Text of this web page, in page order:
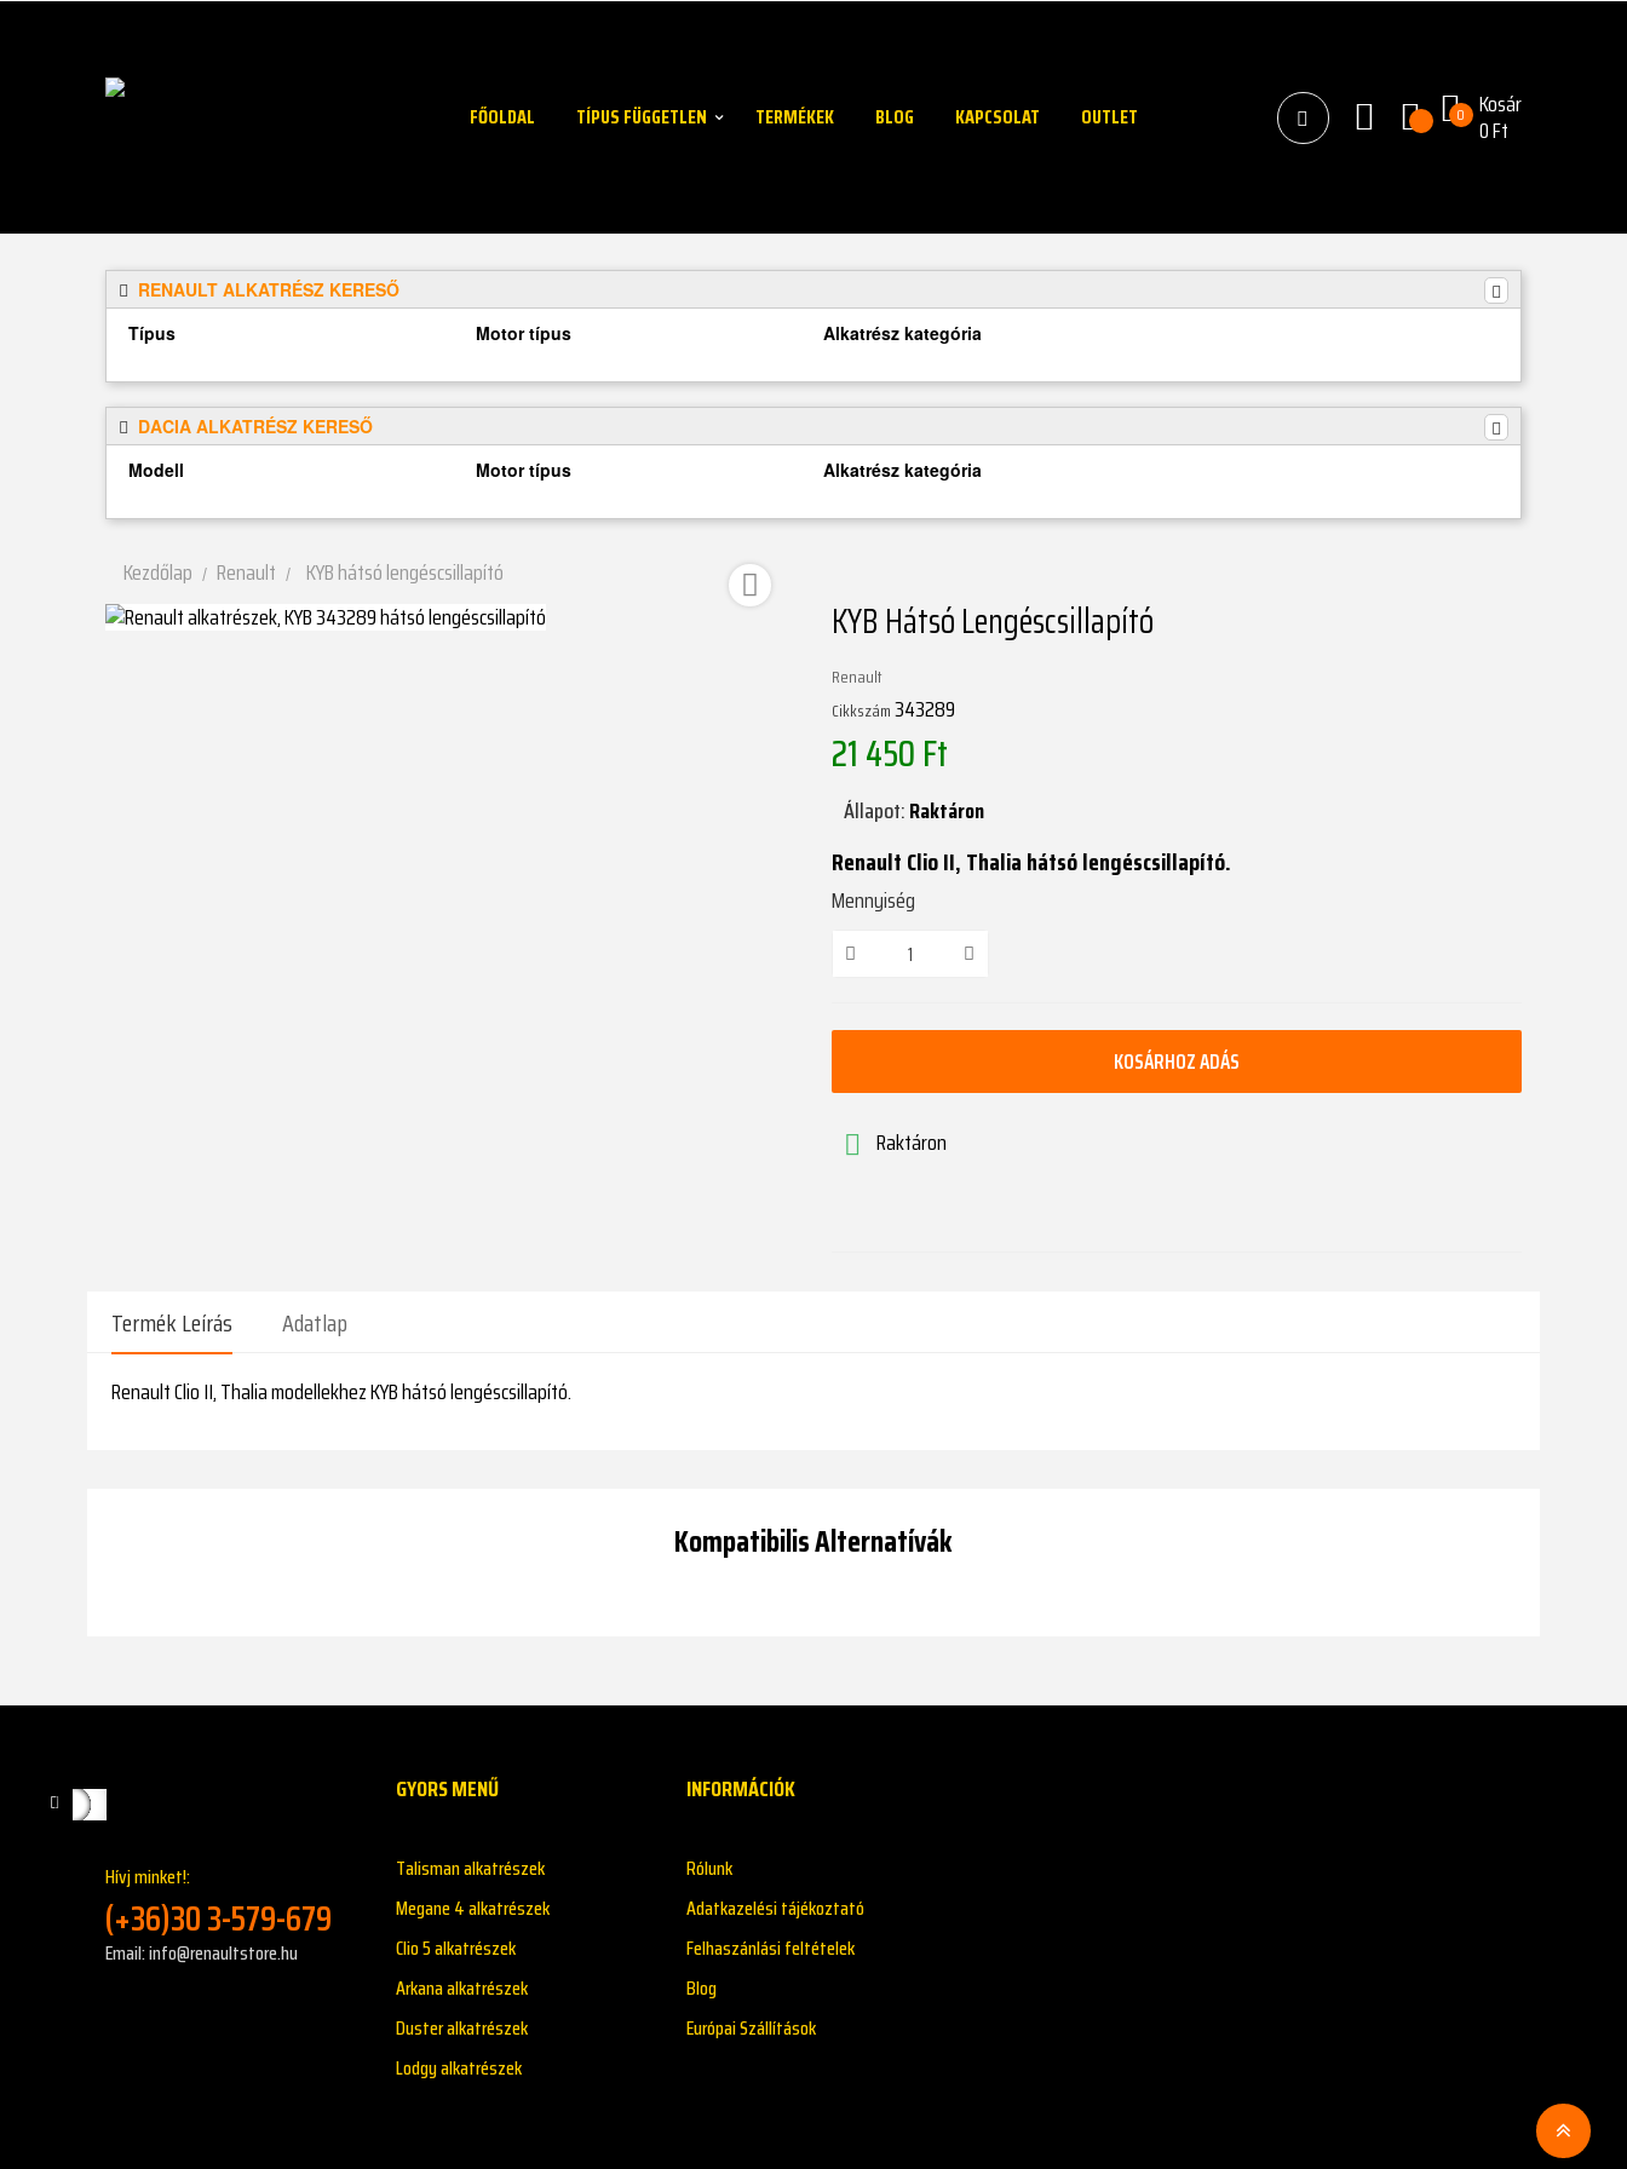
FŐOLDAL TÍPUS FÜGGETLEN TERMÉKEK BLOG KAPCSOLAT OUTLET 0 Kosár
0 Ft
RENAULT ALKATRÉSZ KERESŐ
Típus
Motor típus Alkatrész kategória
DACIA ALKATRÉSZ KERESŐ
Modell
Motor típus Alkatrész kategória
Kezdőlap Renault KYB hátsó lengéscsillapító 
KYB Hátsó Lengéscsillapító
Renault
Cikkszám343289
21 450 Ft
Állapot:Raktáron
Renault Clio II, Thalia hátsó lengéscsillapító.
Mennyiség
KOSÁRHOZ ADÁS
 Raktáron
Termék Leírás Adatlap
Renault Clio II, Thalia modellekhez KYB hátsó lengéscsillapító.
Kompatibilis Alternatívák
Hívj minket!:
(+36)30 3-579-679
Email: info@renaultstore.hu
GYORS MENŰ
Talisman alkatrészek
Megane 4 alkatrészek
Clio 5 alkatrészek
Arkana alkatrészek
Duster alkatrészek
Lodgy alkatrészek
INFORMÁCIÓK
Rólunk
Adatkazelési tájékoztató
Felhaszánlási feltételek
Blog
Európai Szállítások